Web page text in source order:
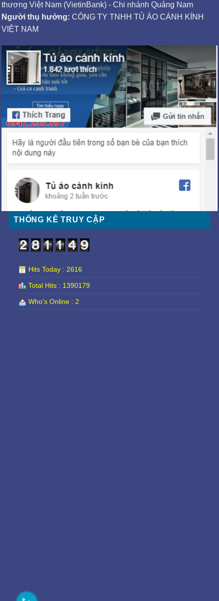
thương Việt Nam (VietinBank) - Chi nhánh Quảng Nam
Người thụ hưởng: CÔNG TY TNHH TỦ ÁO CÁNH KÍNH
VIỆT NAM
THỐNG KÊ TRUY CẬP
Hits Today : 2616
Total Hits : 1390179
Who's Online : 2